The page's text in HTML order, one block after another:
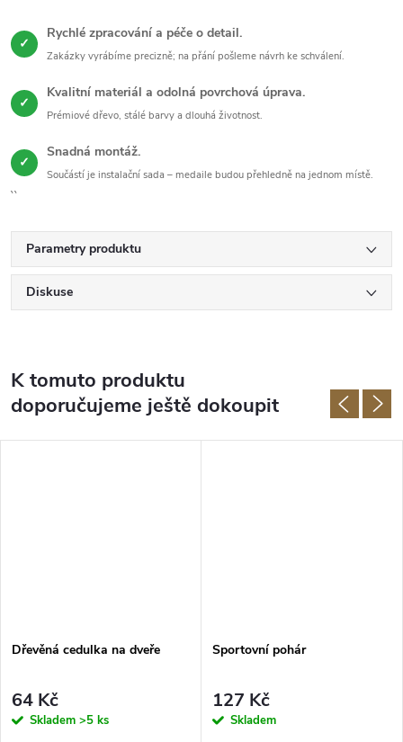
✓
Rychlé zpracování a péče o detail.
Zakázky vyrábíme precizně; na přání pošleme návrh ke schválení.
✓
Kvalitní materiál a odolná povrchová úprava.
Prémiové dřevo, stálé barvy a dlouhá životnost.
✓
Snadná montáž.
Součástí je instalační sada – medaile budou přehledně na jednom místě.
``
Parametry produktu
Diskuse
K tomuto produktu
doporučujeme ještě dokoupit
Dřevěná cedulka na dveře
64 Kč
Skladem >5 ks
Sportovní pohár
127 Kč
Skladem